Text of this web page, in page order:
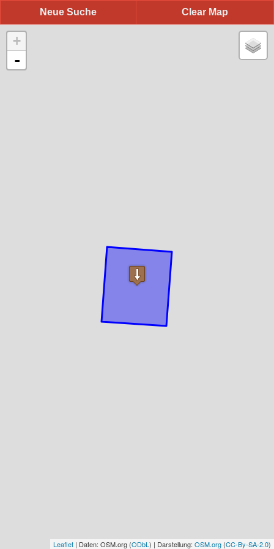
Clear Map
Neue Suche
+
-
Leaflet | Daten: OSM.org (ODbL ) | Darstellung: OSM.org (CC-By-SA-2.0)